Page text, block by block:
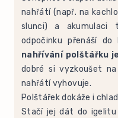
nahřátí (např. na
slunci) a akumulaci
odpočinku přenáší do
nahřívání polštářku
dobré si vyzkoušet
nahřátí vyhovuje.
Polštářek dokáže i
Stačí jej dát do igelitu